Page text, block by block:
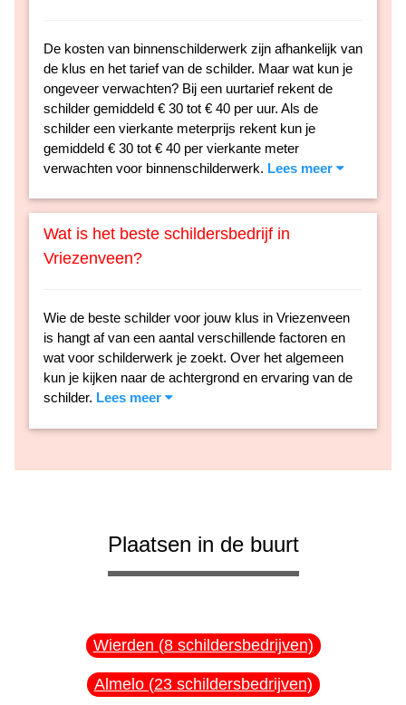
De kosten van binnenschilderwerk zijn afhankelijk van
de klus en het tarief van de schilder. Maar wat kun je
ongeveer verwachten? Bij een uurtarief rekent de
schilder gemiddeld € 30 tot € 40 per uur. Als de
schilder een vierkante meterprijs rekent kun je
gemiddeld € 30 tot € 40 per vierkante meter
verwachten voor binnenschilderwerk. Lees meer
Wat is het beste schildersbedrijf in
Vriezenveen?
Wie de beste schilder voor jouw klus in Vriezenveen
is hangt af van een aantal verschillende factoren en
wat voor schilderwerk je zoekt. Over het algemeen
kun je kijken naar de achtergrond en ervaring van de
schilder. Lees meer
Plaatsen in de buurt
Wierden (8 schildersbedrijven)
Almelo (23 schildersbedrijven)